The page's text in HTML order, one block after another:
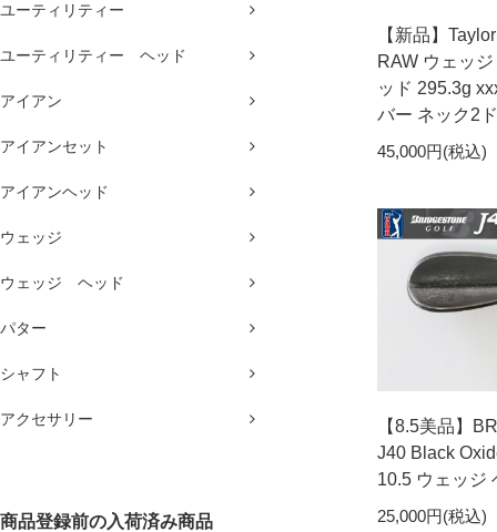
ユーティリティー
ユーティリティー ヘッド
アイアン
アイアンセット
アイアンヘッド
ウェッジ
ウェッジ ヘッド
パター
シャフト
アクセサリー
商品登録前の入荷済み商品
【新品】
RAW ウェッ
ッド 295.3g
バー ネック2
45,000円(税込)
【8.5美品】
J40 Black
10.5 ウェッジ
25,000円(税込)